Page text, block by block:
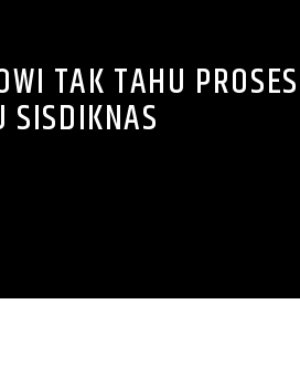
TAK TAHU PROSES
SISDIKNAS